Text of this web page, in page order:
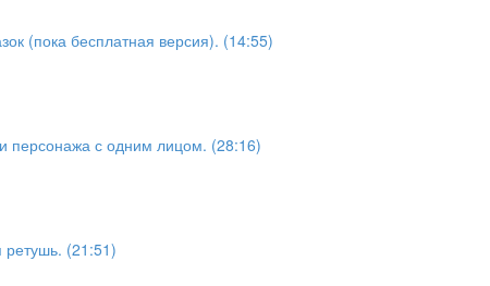
(пока бесплатная версия). (14:55)
персонажа с одним лицом. (28:16)
(21:51)